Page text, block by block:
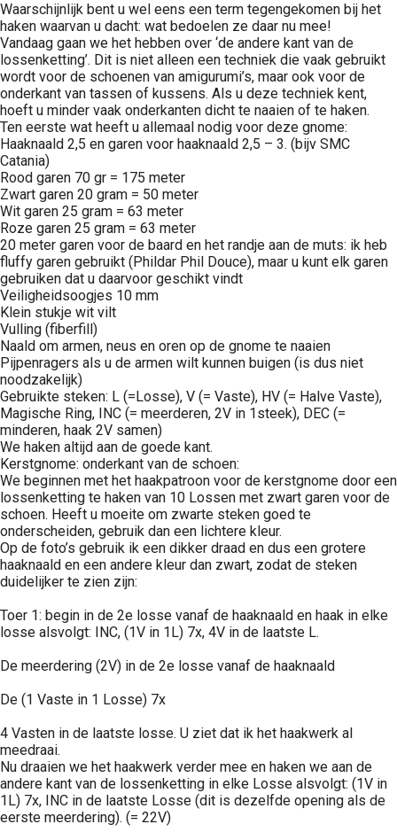
Waarschijnlijk bent u wel eens een term tegengekomen bij het
haken waarvan u dacht: wat bedoelen ze daar nu mee!
Vandaag gaan we het hebben over ‘de andere kant van de
lossenketting’. Dit is niet alleen een techniek die vaak gebruikt
wordt voor de schoenen van amigurumi’s, maar ook voor de
onderkant van tassen of kussens. Als u deze techniek kent,
hoeft u minder vaak onderkanten dicht te naaien of te haken.
Ten eerste wat heeft u allemaal nodig voor deze gnome:
Haaknaald 2,5 en garen voor haaknaald 2,5 – 3. (bijv SMC
Catania)
Rood garen 70 gr = 175 meter
Zwart garen 20 gram = 50 meter
Wit garen 25 gram = 63 meter
Roze garen 25 gram = 63 meter
20 meter garen voor de baard en het randje aan de muts: ik heb
fluffy garen gebruikt (Phildar Phil Douce), maar u kunt elk garen
gebruiken dat u daarvoor geschikt vindt
Veiligheidsoogjes 10 mm
Klein stukje wit vilt
Vulling (fiberfill)
Naald om armen, neus en oren op de gnome te naaien
Pijpenragers als u de armen wilt kunnen buigen (is dus niet
noodzakelijk)
Gebruikte steken: L (=Losse), V (= Vaste), HV (= Halve Vaste),
Magische Ring, INC (= meerderen, 2V in 1steek), DEC (=
minderen, haak 2V samen)
We haken altijd aan de goede kant.
Kerstgnome: onderkant van de schoen:
We beginnen met het haakpatroon voor de kerstgnome door een
lossenketting te haken van 10 Lossen met zwart garen voor de
schoen. Heeft u moeite om zwarte steken goed te
onderscheiden, gebruik dan een lichtere kleur.
Op de foto’s gebruik ik een dikker draad en dus een grotere
haaknaald en een andere kleur dan zwart, zodat de steken
duidelijker te zien zijn:
Toer 1: begin in de 2e losse vanaf de haaknaald en haak in elke
losse alsvolgt: INC, (1V in 1L) 7x, 4V in de laatste L.
De meerdering (2V) in de 2e losse vanaf de haaknaald
De (1 Vaste in 1 Losse) 7x
4 Vasten in de laatste losse. U ziet dat ik het haakwerk al
meedraai.
Nu draaien we het haakwerk verder mee en haken we aan de
andere kant van de lossenketting in elke Losse alsvolgt: (1V in
1L) 7x, INC in de laatste Losse (dit is dezelfde opening als de
eerste meerdering). (= 22V)